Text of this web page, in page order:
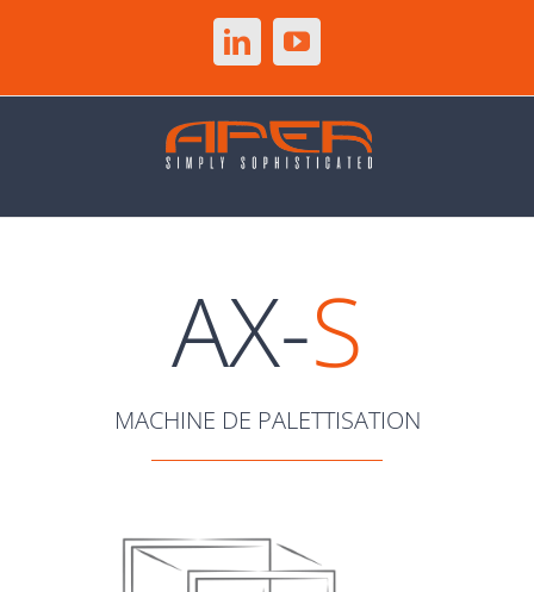
LinkedInYouTube
AX-S
MACHINE DE PALETTISATION